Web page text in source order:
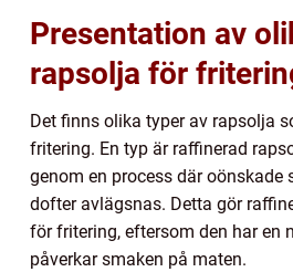
Presentation av
rapsolja för
Det finns olika typer av rapsolja
fritering. En typ är raffinerad
genom en process där oönskade
dofter avlägsnas. Detta gör
för fritering, eftersom den har en
påverkar smaken på maten.